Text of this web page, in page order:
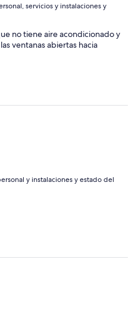
servicios y instalaciones y
no tiene aire acondicionado y
ventanas abiertas hacia
y instalaciones y estado del